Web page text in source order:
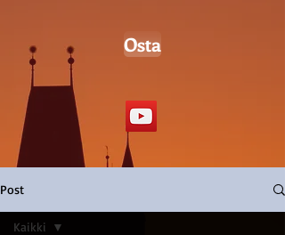
Osta
Post
Kaikki